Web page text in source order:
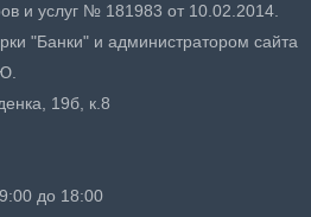
и услуг № 181983 от 10.02.2014.
"Банки" и администратором сайта
19б, к.8
до 18:00